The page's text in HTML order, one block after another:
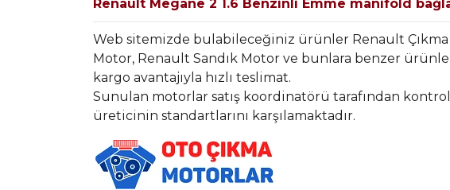
Renault Megane 2 1.6 Benzinli Emme manifold
Web sitemizde bulabileceğiniz ürünler Renault Çıkma
Motor, Renault Sandık Motor ve bunlara benzer
kargo avantajıyla hızlı teslimat.
Sunulan motorlar satış koordinatörü tarafından
üreticinin standartlarını karşılamaktadır.